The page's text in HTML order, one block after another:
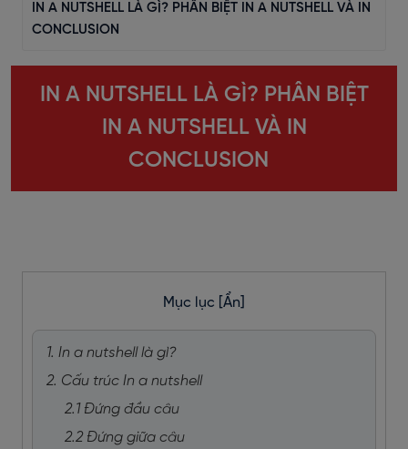
IN A NUTSHELL LÀ GÌ? PHÂN BIỆT IN A NUTSHELL VÀ IN
CONCLUSION
IN A NUTSHELL LÀ GÌ? PHÂN BIỆT
IN A NUTSHELL VÀ IN
CONCLUSION
Mục lục [Ẩn]
1. In a nutshell là gì?
2. Cấu trúc In a nutshell
2.1 Đứng đầu câu
2.2 Đứng giữa câu